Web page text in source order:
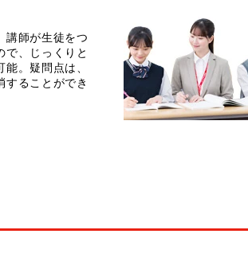
講師が生徒をつ
で、じっくりと
。疑問点は、
することができ